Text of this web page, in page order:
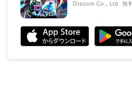
Drecom Co., Ltd. 無